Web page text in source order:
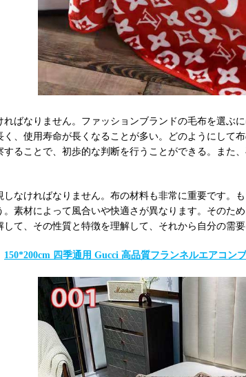
ればなりません。ファッションブランドの毛布を選ぶ
、使用寿命が長くなることが多い。どのようにして
することで、初歩的な判断を行うことができる。また
なければなりません。布の材料も非常に重要です。
素材によって風合いや快適さが異なります。そのた
て、その性質と特徴を理解して、それから自分の需
150*200cm 四季通用 Gucci 高品質フランネルエアコン